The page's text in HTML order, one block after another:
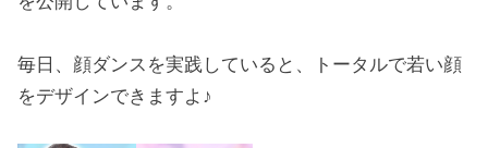
毎日、顔ダンスを実践していると、トータルで若い顔
をデザインできますよ♪